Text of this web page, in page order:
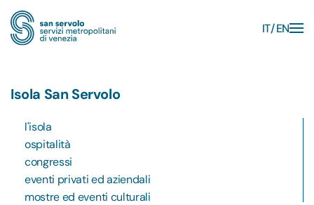
Skip to main content
IT EN
Isola San Servolo
l'isola
ospitalità
congressi
eventi privati ed aziendali
mostre ed eventi culturali